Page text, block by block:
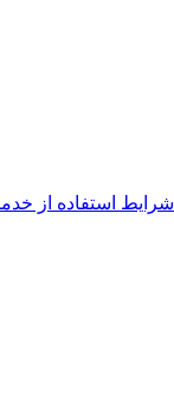
شرایط استفاده از